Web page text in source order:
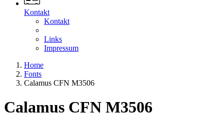
Kontakt
Kontakt
Links
Impressum
Home
Fonts
Calamus CFN M3506
Calamus CFN M3506